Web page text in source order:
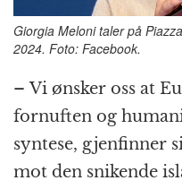
Giorgia Meloni taler på
2024. Foto: Facebook.
– Vi ønsker oss at
fornuften og
syntese, gjenfinner
mot den snikende